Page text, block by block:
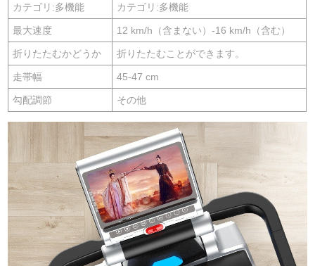
カテゴリ:多機能 カテゴリ:多機能
最大速度 12 km/h（含まない）-16 km/h（含む）
折りたたむかどうか 折りたたむことができます。
走帯幅 45-47 cm
勾配調節 その他